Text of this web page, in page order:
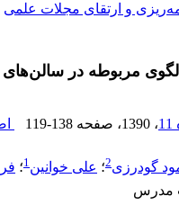
و ارتقای مجلات علمی
الگوی مربوطه در
، 1390 ، صفحه 119-138
گودرزی2؛ علی خوانین1؛
مدرس